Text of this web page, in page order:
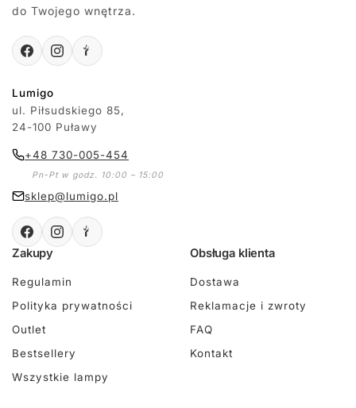
do Twojego wnętrza.
Lumigo
ul. Piłsudskiego 85,
24-100 Puławy
+48 730-005-454
Pn-Pt w godz. 10:00 – 15:00
sklep@lumigo.pl
Zakupy
Regulamin
Polityka prywatności
Outlet
Bestsellery
Wszystkie lampy
Obsługa klienta
Dostawa
Reklamacje i zwroty
FAQ
Kontakt